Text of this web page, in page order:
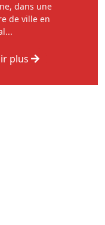
dans une
de ville en
plus